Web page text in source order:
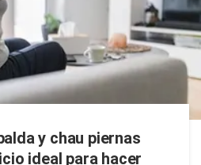
y chau piernas
ideal para hacer